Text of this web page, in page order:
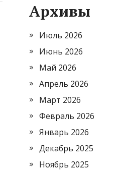
Архивы
Июль 2026
Июнь 2026
Май 2026
Апрель 2026
Март 2026
Февраль 2026
Январь 2026
Декабрь 2025
Ноябрь 2025